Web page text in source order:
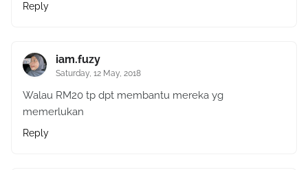
Reply
iam.fuzy
Saturday, 12 May, 2018
Walau RM20 tp dpt membantu mereka yg
memerlukan
Reply